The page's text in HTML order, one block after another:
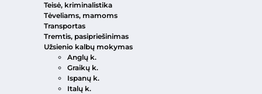
Teisė, kriminalistika
Tėveliams, mamoms
Transportas
Tremtis, pasipriešinimas
Užsienio kalbų mokymas
Anglų k.
Graikų k.
Ispanų k.
Italų k.